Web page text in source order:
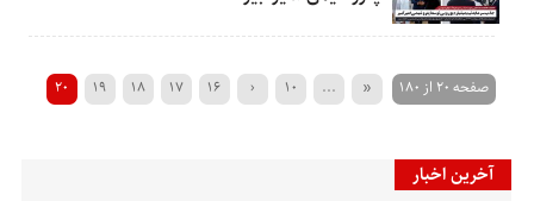
صفحه 20 از 180 «
...
10
‹
16
17
18
19
20
...
»
آخرین اخبار